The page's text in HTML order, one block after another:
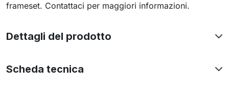
frameset. Contattaci per maggiori informazioni.
Dettagli del prodotto
Scheda tecnica